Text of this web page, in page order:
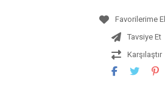
Tavsiye Et
Karşılaştır